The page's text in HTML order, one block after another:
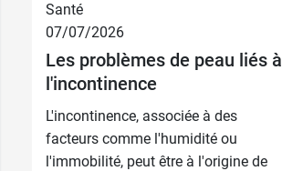
Santé
07/07/2026
Les problèmes de peau liés à
l'incontinence
L'incontinence, associée à des
facteurs comme l'humidité ou
l'immobilité, peut être à l'origine de